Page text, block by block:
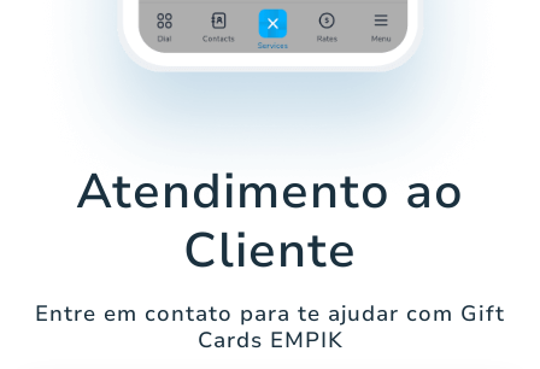
Atendimento ao
Cliente
Entre em contato para te ajudar com Gift
Cards EMPIK